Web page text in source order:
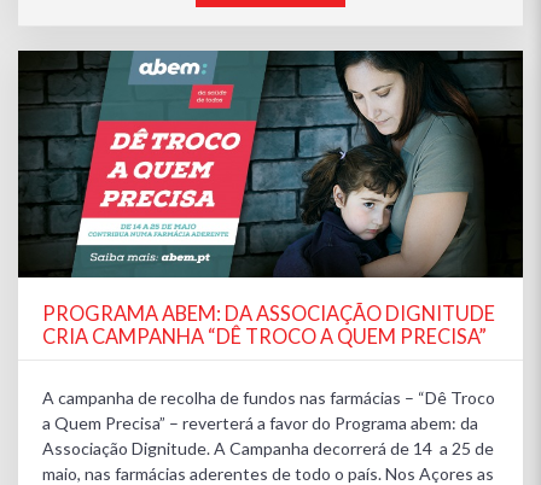
PROGRAMA ABEM: DA ASSOCIAÇÃO DIGNITUDE
CRIA CAMPANHA “DÊ TROCO A QUEM PRECISA”
A campanha de recolha de fundos nas farmácias – “Dê Troco
a Quem Precisa” – reverterá a favor do Programa abem: da
Associação Dignitude. A Campanha decorrerá de 14 a 25 de
maio, nas farmácias aderentes de todo o país. Nos Açores as